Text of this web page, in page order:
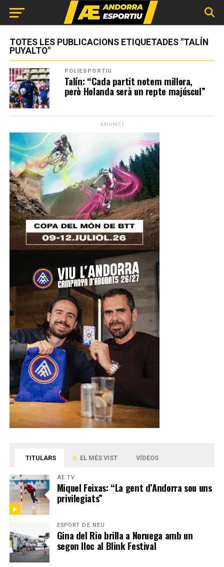
TOTES LES PUBLICACIONS ETIQUETADES "TALÍN
PUYALTO"
POLIESPORTIU
Talín: “Cada partit notem millora,
però Holanda serà un repte majúscul”
ANUNCI
TITULARS EL MÉS VIST VÍDEOS
AE TV
Miquel Feixas: “La gent d’Andorra sou uns
privilegiats”
ESPORT DE NEU
Gina del Rio brilla a Noruega amb un
segon lloc al Blink Festival